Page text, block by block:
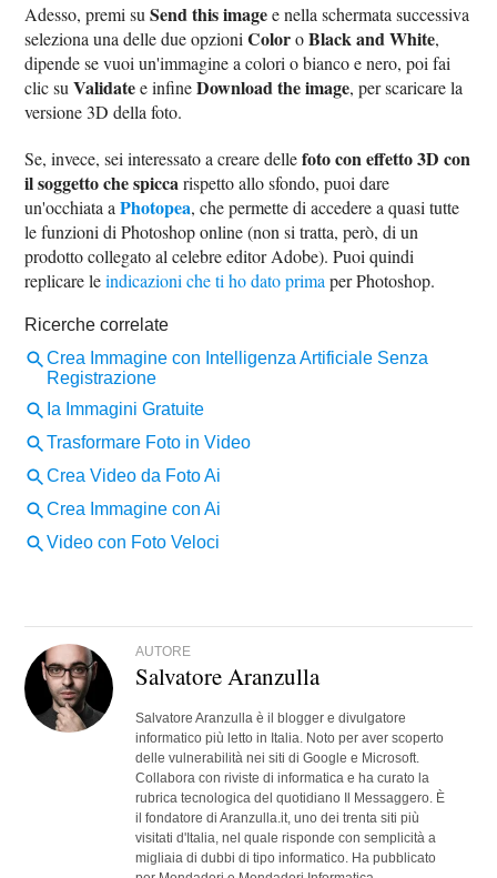
Adesso, premi suSend this imagee nella schermata successiva
seleziona una delle due opzioniColoroBlack and White,
dipende se vuoi un'immagine a colori o bianco e nero, poi fai
clic suValidatee infineDownload the image, per scaricare la
versione 3D della foto.
Se, invece, sei interessato a creare dellefoto con effetto 3D con
il soggetto che spiccarispetto allo sfondo, puoi dare
un'occhiata aPhotopea, che permette di accedere a quasi tutte
le funzioni di Photoshop online (non si tratta, però, di un
prodotto collegato al celebre editor Adobe). Puoi quindi
replicare leindicazioni che ti ho dato primaper Photoshop.
AUTORE
Salvatore Aranzulla
Salvatore Aranzulla è il blogger e divulgatore
informatico più letto in Italia. Noto per aver scoperto
delle vulnerabilità nei siti di Google e Microsoft.
Collabora con riviste di informatica e ha curato la
rubrica tecnologica del quotidiano Il Messaggero. È
il fondatore di Aranzulla.it, uno dei trenta siti più
visitati d'Italia, nel quale risponde con semplicità a
migliaia di dubbi di tipo informatico. Ha pubblicato